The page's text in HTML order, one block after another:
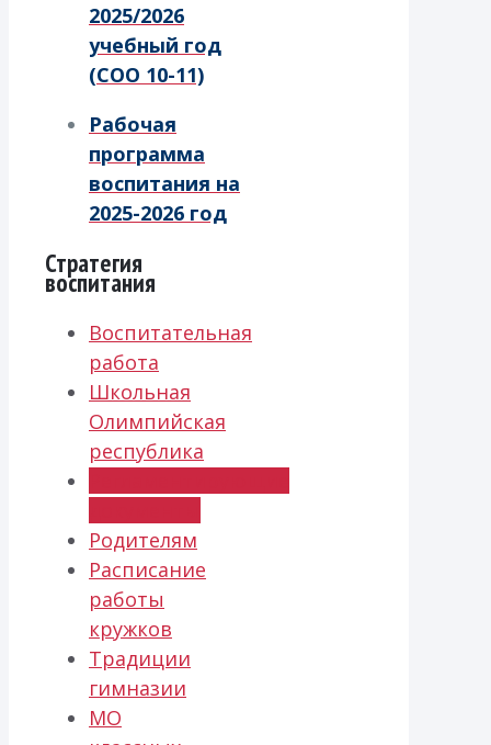
2025/2026
учебный год
(СОО 10-11)
Рабочая
программа
воспитания на
2025-2026 год
Стратегия
воспитания
Воспитательная
работа
Школьная
Олимпийская
республика
Родителям
Расписание
работы
кружков
Традиции
гимназии
МО